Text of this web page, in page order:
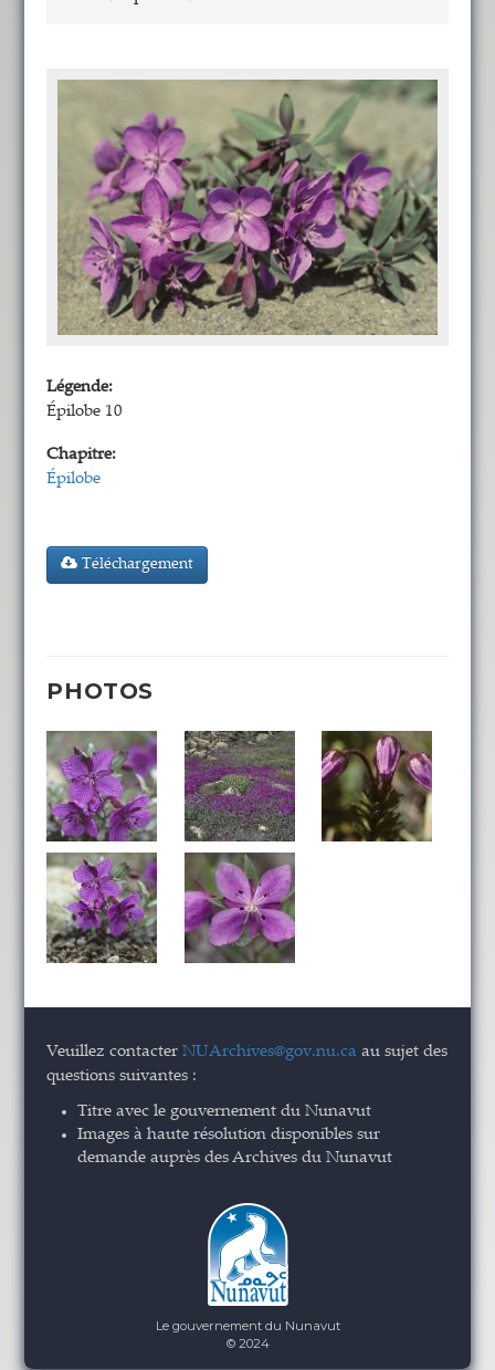
Légende:
Épilobe 10
Chapitre:
Épilobe
Téléchargement
PHOTOS
Veuillez contacterNUArchives@gov.nu.ca au sujet des
questions suivantes :
Titre avec le gouvernement du Nunavut
Images à haute résolution disponibles sur
demande auprès des Archives du Nunavut
Le gouvernement du Nunavut
© 2024